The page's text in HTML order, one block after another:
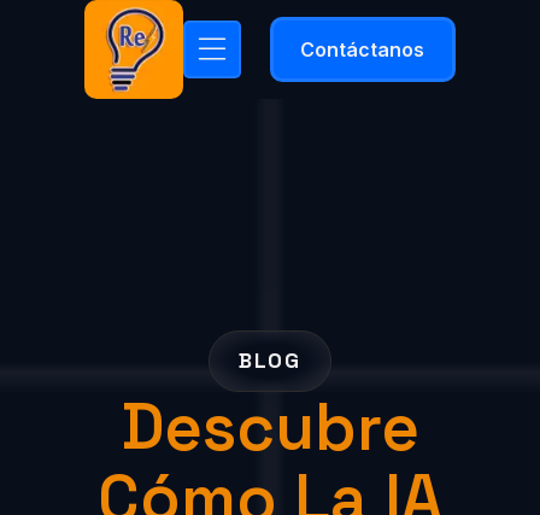
Contáctanos
BLOG
Descubre
Cómo La IA